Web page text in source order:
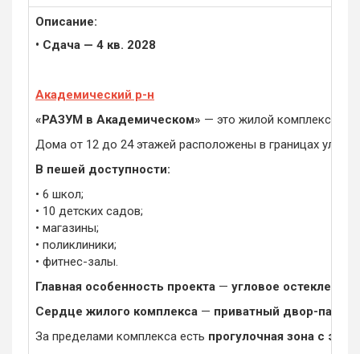
Описание:
• Сдача — 4 кв. 2028
Академический р-н
«РАЗУМ в Академическом» — это жилой комплекс из
Дома от 12 до 24 этажей расположены в границах ул.
В пешей доступности:
• 6 школ;
• 10 детских садов;
• магазины;
• поликлиники;
• фитнес-залы.
Главная особенность проекта — угловое остекление
Сердце жилого комплекса — приватный двор-парк
За пределами комплекса есть прогулочная зона с